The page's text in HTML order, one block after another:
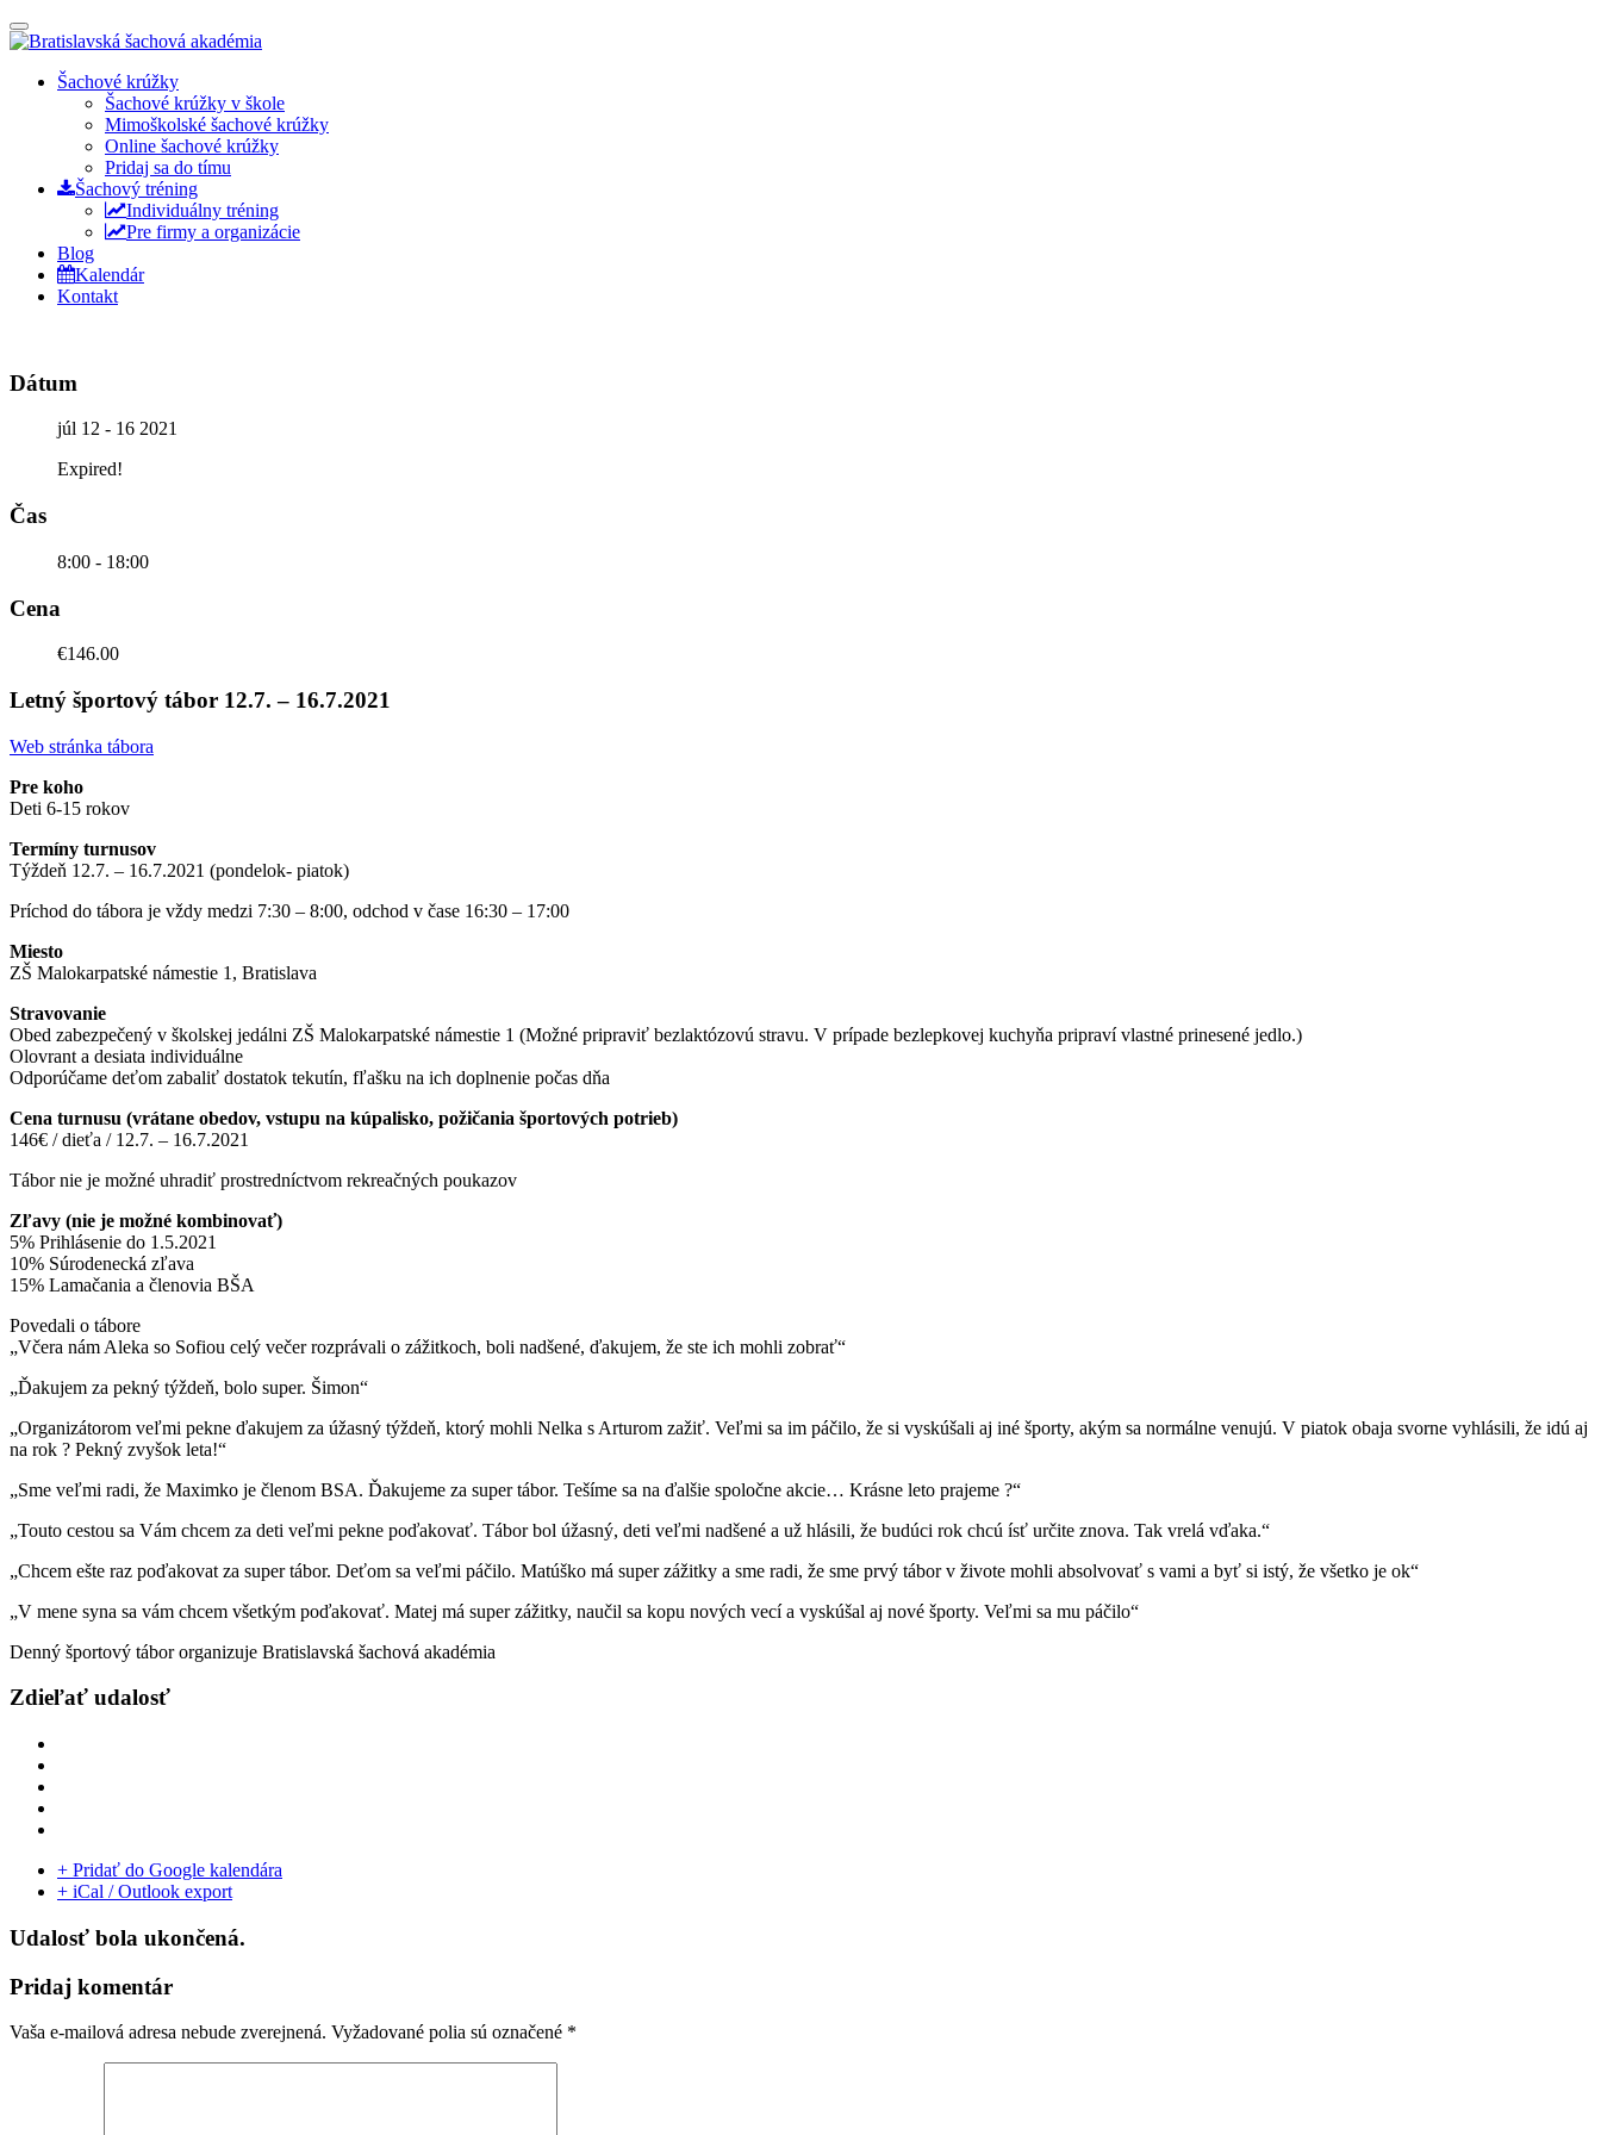
Prepínateľná
navigácia
Prejsť
Šachové krúžky
Šachové krúžky v škole
Mimoškolské šachové krúžky
Online šachové krúžky
Pridaj sa do tímu
Šachový tréning
Individuálny tréning
Pre firmy a organizácie
Blog
Kalendár
Kontakt
Dátum
júl 12 - 16 2021
Expired!
Čas
8:00 - 18:00
Cena
€146.00
Letný športový tábor 12.7. – 16.7.2021
Web stránka tábora
Pre koho
Deti 6-15 rokov
Termíny turnusov
Týždeň 12.7. – 16.7.2021 (pondelok- piatok)
Príchod do tábora je vždy medzi 7:30 – 8:00, odchod v čase 16:30 – 17:00
Miesto
ZŠ Malokarpatské námestie 1, Bratislava
Stravovanie
Obed zabezpečený v školskej jedálni ZŠ Malokarpatské námestie 1 (Možné pripraviť bezlaktózovú stravu. V prípade bezlepkovej kuchyňa pripraví vlastné prinesené jedlo.)
Olovrant a desiata individuálne
Odporúčame deťom zabaliť dostatok tekutín, fľašku na ich doplnenie počas dňa
Cena turnusu (vrátane obedov, vstupu na kúpalisko, požičania športových potrieb)
146€ / dieťa / 12.7. – 16.7.2021
Tábor nie je možné uhradiť prostredníctvom rekreačných poukazov
Zľavy (nie je možné kombinovať)
5% Prihlásenie do 1.5.2021
10% Súrodenecká zľava
15% Lamačania a členovia BŠA
Povedali o tábore
„Včera nám Aleka so Sofiou celý večer rozprávali o zážitkoch, boli nadšené, ďakujem, že ste ich mohli zobrať“
„Ďakujem za pekný týždeň, bolo super. Šimon“
„Organizátorom veľmi pekne ďakujem za úžasný týždeň, ktorý mohli Nelka s Arturom zažiť. Veľmi sa im páčilo, že si vyskúšali aj iné športy, akým sa normálne venujú. V piatok obaja svorne vyhlásili, že idú aj
na rok ? Pekný zvyšok leta!“
„Sme veľmi radi, že Maximko je členom BSA. Ďakujeme za super tábor. Tešíme sa na ďalšie spoločne akcie… Krásne leto prajeme ?“
„Touto cestou sa Vám chcem za deti veľmi pekne poďakovať. Tábor bol úžasný, deti veľmi nadšené a už hlásili, že budúci rok chcú ísť určite znova. Tak vrelá vďaka.“
„Chcem ešte raz poďakovat za super tábor. Deťom sa veľmi páčilo. Matúško má super zážitky a sme radi, že sme prvý tábor v živote mohli absolvovať s vami a byť si istý, že všetko je ok“
„V mene syna sa vám chcem všetkým poďakovať. Matej má super zážitky, naučil sa kopu nových vecí a vyskúšal aj nové športy. Veľmi sa mu páčilo“
Denný športový tábor organizuje Bratislavská šachová akadémia
Zdieľať udalosť
+ Pridať do Google kalendára
+ iCal / Outlook export
Udalosť bola ukončená.
Pridaj komentár
Vaša e-mailová adresa nebude zverejnená. Vyžadované polia sú označené *